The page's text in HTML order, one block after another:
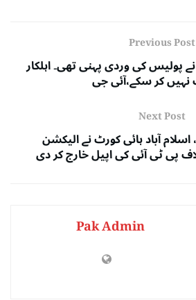
Previous Post
پولیس کی وردی پہنی تھی۔ اہلکار
کر سکے،آئی جی
Next Post
آباد ہائی کورٹ نے الیکشن
پی ٹی آئی کی اپیل خارج کر دی
Pak Admin